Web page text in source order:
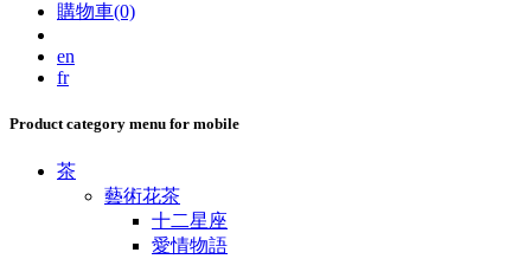
購物車(0)
en
fr
Product category menu for mobile
茶
藝術花茶
十二星座
愛情物語